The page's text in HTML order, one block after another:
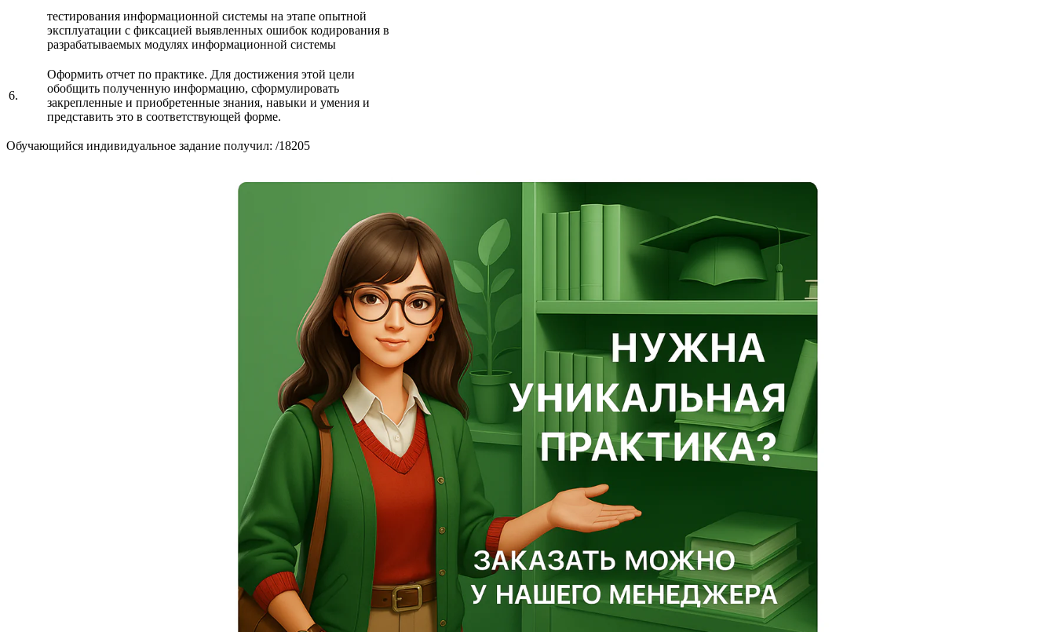
тестирования информационной системы на этапе опытной
эксплуатации с фиксацией выявленных ошибок кодирования в
разрабатываемых модулях информационной системы
6.
Оформить отчет по практике. Для достижения этой цели
обобщить полученную информацию, сформулировать
закрепленные и приобретенные знания, навыки и умения и
представить это в соответствующей форме.
Обучающийся индивидуальное задание получил: /18205